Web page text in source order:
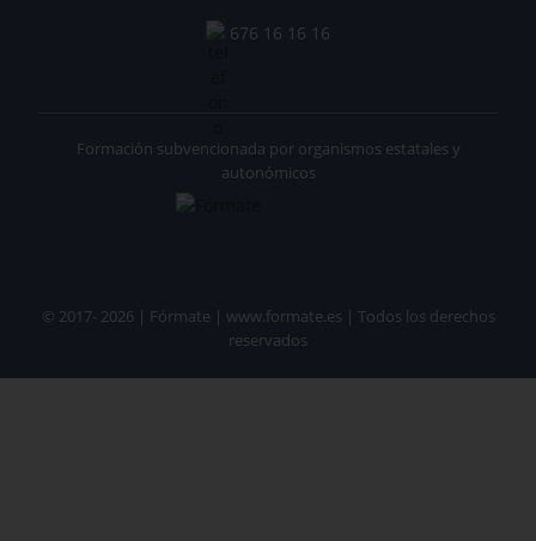
676 16 16 16
© 2017- 2026 | Fórmate | www.formate.es | Todos los derechos
reservados
Formación subvencionada por organismos estatales y
autonómicos